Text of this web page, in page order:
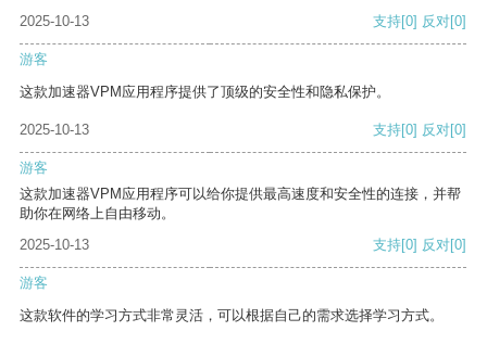
2025-10-13
支持[0] 反对[0]
游客
这款加速器VPM应用程序提供了顶级的安全性和隐私保护。
2025-10-13 支持[0] 反对[0]
游客
这款加速器VPM应用程序可以给你提供最高速度和安全性的连接，并帮
助你在网络上自由移动。
2025-10-13
支持[0] 反对[0]
游客
这款软件的学习方式非常灵活，可以根据自己的需求选择学习方式。